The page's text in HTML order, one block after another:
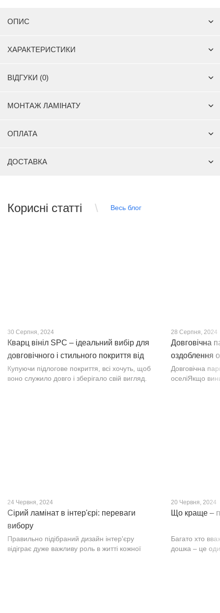
ОПИС
ХАРАКТЕРИСТИКИ
ВІДГУКИ (0)
МОНТАЖ ЛАМІНАТУ
ОПЛАТА
ДОСТАВКА
Корисні статті Весь блог
30 Серпня, 2024
Кварц вініл SPC – ідеальний вибір для
довговічного і стильного покриття від
PROFLOOR
Купуючи підлогове покриття, всі хочуть, щоб
воно служило довго і зберігало свій вигляд.
28 Серпня, 2024
Довговічна
оздоблення
Довговічна
оселіЯкщо
24 Червня, 2024
Сірий ламінат в інтер'єрі: переваги
вибору
Правильно підібраний дизайн інтер'єру
відіграє дуже важливу роль в житті кожної
20 Червня, 2024
Що краще –
Багато хто
дошка – це